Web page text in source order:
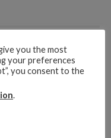
you the most
your preferences
you consent to the
.